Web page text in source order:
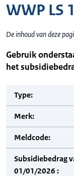
WWP LS
De inhoud van deze
Gebruik
het
Type:
Merk:
Meldcode:
Subsidiebedrag
01/01/2026 :